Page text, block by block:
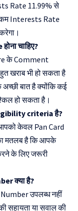
Rate 11.99% से
Interests Rate
चाहिए?
के Comment
खराब भी हो सकता है
बात है क्योंकि कई
हो सकता है।
criteria है?
केवल Pan Card
मतलब है कि आपके
के लिए जरूरी
क्या है?
उपलब्ध नहीं
सहायता या सवाल की